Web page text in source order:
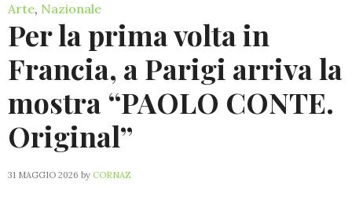
Arte, Nazionale
Per la prima volta in
Francia, a Parigi arriva la
mostra “PAOLO CONTE.
Original”
31 MAGGIO 2026 by CORNAZ